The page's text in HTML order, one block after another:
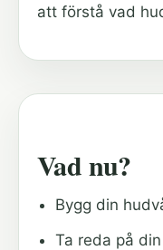
att förstå vad
Vad nu?
Bygg din
Ta reda på